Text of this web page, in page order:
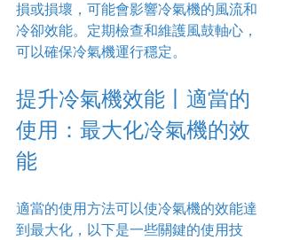
損或損壞，可能會影響冷氣機的風流和
冷卻效能。定期檢查和維護風鼓軸心，
可以確保冷氣機運行穩定。
提升冷氣機效能丨適當的
使用：最大化冷氣機的效
能
適當的使用方法可以使冷氣機的效能達
到最大化，以下是一些關鍵的使用技